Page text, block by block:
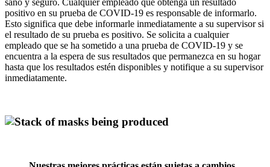
sano y seguro. Cualquier empleado que obtenga un resultado
positivo en su prueba de COVID-19 es responsable de informarlo.
Esto significa que debe informarle inmediatamente a su supervisor si
el resultado de su prueba es positivo. Se solicita a cualquier
empleado que se ha sometido a una prueba de COVID-19 y se
encuentra a la espera de sus resultados que permanezca en su hogar
hasta que los resultados estén disponibles y notifique a su supervisor
inmediatamente.